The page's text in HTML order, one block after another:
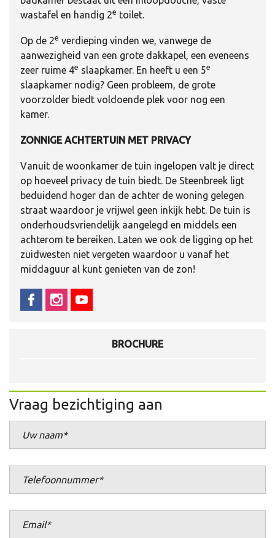
wastafel en handig 2e toilet.
Op de 2e verdieping vinden we, vanwege de
aanwezigheid van een grote dakkapel, een eveneens
zeer ruime 4e slaapkamer. En heeft u een 5e
slaapkamer nodig? Geen probleem, de grote
voorzolder biedt voldoende plek voor nog een
kamer.
ZONNIGE ACHTERTUIN MET PRIVACY
Vanuit de woonkamer de tuin ingelopen valt je direct
op hoeveel privacy de tuin biedt. De Steenbreek ligt
beduidend hoger dan de achter de woning gelegen
straat waardoor je vrijwel geen inkijk hebt. De tuin is
onderhoudsvriendelijk aangelegd en middels een
achterom te bereiken. Laten we ook de ligging op het
zuidwesten niet vergeten waardoor u vanaf het
middaguur al kunt genieten van de zon!
BROCHURE
Vraag bezichtiging aan